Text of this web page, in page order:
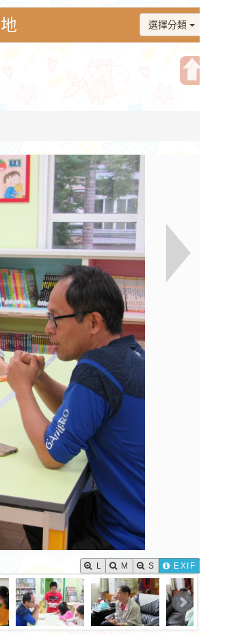
。你對它笑，
對它哭，它也
作者：網路小語
不要怕錯，錯誤是
分。
選擇分類
L M S EXIF